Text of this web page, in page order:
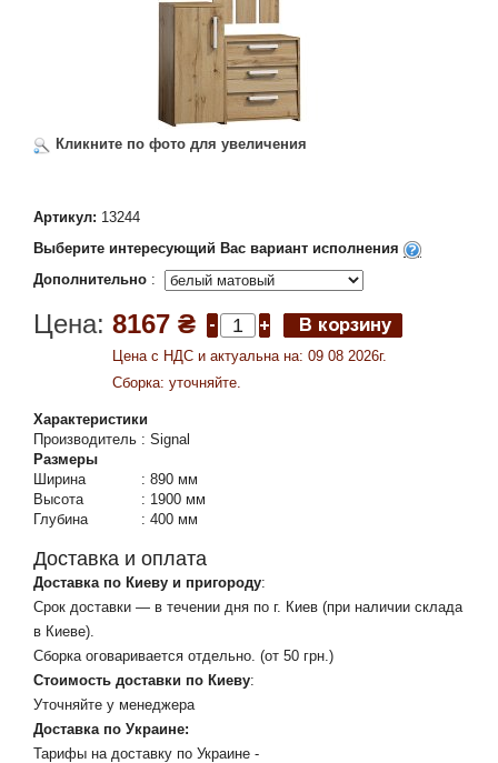
Кликните по фото для увеличения
Артикул: 13244
Выберите интересующий Вас вариант исполнения
Дополнительно :
Цена: 8167 ₴
Цена c НДС и актуальна на: 09 08 2026г.
Сборка: уточняйте.
Характеристики
Производитель : Signal
Размеры
Ширина
: 890 мм
Высота
: 1900 мм
Глубина
: 400 мм
Доставка и оплата
Доставка по Киеву и пригороду:
Срок доставки — в течении дня по г. Киев (при наличии склада
в Киеве).
Сборка оговаривается отдельно. (от 50 грн.)
Стоимость доставки по Киеву:
Уточняйте у менеджера
Доставка по Украине:
Тарифы на доставку по Украине -